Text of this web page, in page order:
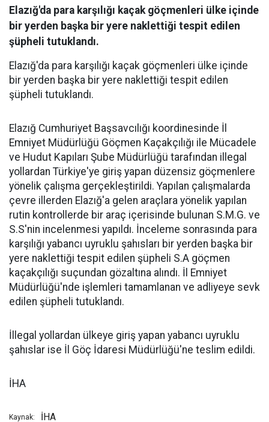
Elazığ'da para karşılığı kaçak göçmenleri ülke içinde
bir yerden başka bir yere naklettiği tespit edilen
şüpheli tutuklandı.
Elazığ'da para karşılığı kaçak göçmenleri ülke içinde
bir yerden başka bir yere naklettiği tespit edilen
şüpheli tutuklandı.
Elazığ Cumhuriyet Başsavcılığı koordinesinde İl
Emniyet Müdürlüğü Göçmen Kaçakçılığı ile Mücadele
ve Hudut Kapıları Şube Müdürlüğü tarafından illegal
yollardan Türkiye'ye giriş yapan düzensiz göçmenlere
yönelik çalışma gerçekleştirildi. Yapılan çalışmalarda
çevre illerden Elazığ'a gelen araçlara yönelik yapılan
rutin kontrollerde bir araç içerisinde bulunan S.M.G. ve
S.S'nin incelenmesi yapıldı. İnceleme sonrasında para
karşılığı yabancı uyruklu şahısları bir yerden başka bir
yere naklettiği tespit edilen şüpheli S.A göçmen
kaçakçılığı suçundan gözaltına alındı. İl Emniyet
Müdürlüğü'nde işlemleri tamamlanan ve adliyeye sevk
edilen şüpheli tutuklandı.
İllegal yollardan ülkeye giriş yapan yabancı uyruklu
şahıslar ise İl Göç İdaresi Müdürlüğü'ne teslim edildi.
İHA
Kaynak: İHA